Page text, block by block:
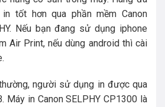
tốt hơn qua phần mềm Canon
Nếu bạn đang sử dụng iphone
Air Print, nếu dùng android thì cài
người sử dụng in được qua
Máy in Canon SELPHY CP1300 là